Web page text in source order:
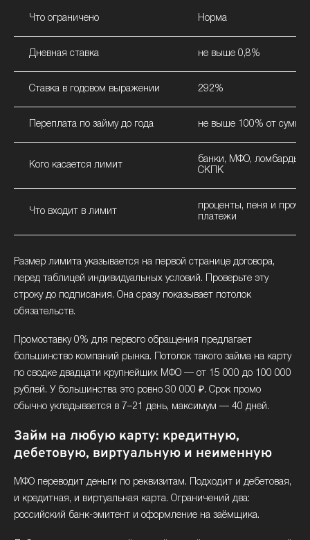
Что ограничено Норма
Дневная ставка не выше 0,8%
Ставка в годовом выражении 292%
Переплата по займу до года не выше 100% от суммы
Кого касается лимит
банки, МФО, ломбарды,
СКПК
Что входит в лимит
проценты, пеня и прочие
платежи
Размер лимита указывается на первой странице договора,
перед таблицей индивидуальных условий. Проверьте эту
строку до подписания. Она сразу показывает потолок
обязательств.
Промоставку 0% для первого обращения предлагает
большинство компаний рынка. Потолок такого займа на карту
по сводке двадцати крупнейших МФО — от 15 000 до 100 000
рублей. У большинства это ровно 30 000 ₽. Срок промо
обычно укладывается в 7–21 день, максимум — 40 дней.
Займ на любую карту: кредитную,
дебетовую, виртуальную и неименную
МФО переводит деньги по реквизитам. Подходит и дебетовая,
и кредитная, и виртуальная карта. Ограничений два:
российский банк-эмитент и оформление на заёмщика.